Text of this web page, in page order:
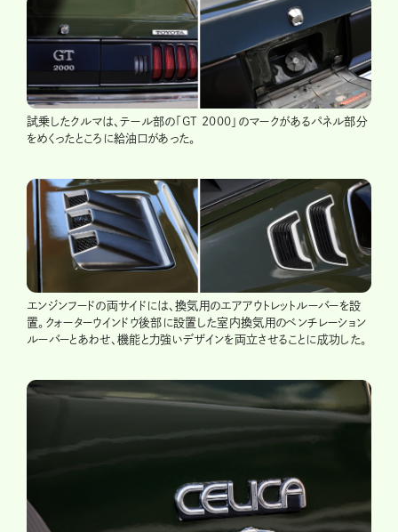
試乗したクルマは、テール部の「GT 2000」のマークがあるパネル部分
をめくったところに給油口があった。
エンジンフードの両サイドには、換気用のエアアウトレットルーバーを設
置。クォーターウインドウ後部に設置した室内換気用のベンチレーション
ルーバーとあわせ、機能と力強いデザインを両立させることに成功した。